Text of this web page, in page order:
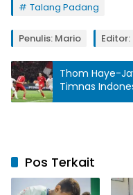
Talang Padang
Penulis: Mario
Thom Haye-
Timnas
Pos Terkait